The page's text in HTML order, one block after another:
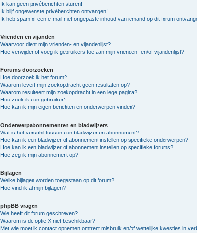
Ik kan geen privéberichten sturen!
Ik blijf ongewenste privéberichten ontvangen!
Ik heb spam of een e-mail met ongepaste inhoud van iemand op dit forum
Vrienden en vijanden
Waarvoor dient mijn vrienden- en vijandenlijst?
Hoe verwijder of voeg ik gebruikers toe aan mijn vrienden- en/of vijandenlijst?
Forums doorzoeken
Hoe doorzoek ik het forum?
Waarom levert mijn zoekopdracht geen resultaten op?
Waarom resulteert mijn zoekopdracht in een lege pagina?
Hoe zoek ik een gebruiker?
Hoe kan ik mijn eigen berichten en onderwerpen vinden?
Onderwerpabonnementen en bladwijzers
Wat is het verschil tussen een bladwijzer en abonnement?
Hoe kan ik een bladwijzer of abonnement instellen op specifieke onderwerpen?
Hoe kan ik een bladwijzer of abonnement instellen op specifieke forums?
Hoe zeg ik mijn abonnement op?
Bijlagen
Welke bijlagen worden toegestaan op dit forum?
Hoe vind ik al mijn bijlagen?
phpBB vragen
Wie heeft dit forum geschreven?
Waarom is de optie X niet beschikbaar?
Met wie moet ik contact opnemen omtrent misbruik en/of wettelijke kwesties in